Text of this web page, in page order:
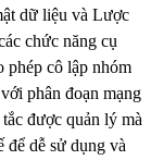
dữ liệu và Lược
chức năng cụ
phép cô lập nhóm
phân đoạn mạng
được quản lý mà
dễ sử dụng và